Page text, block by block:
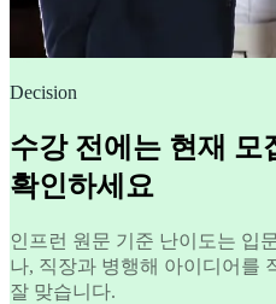
Decision
수강 전에는 현재 모
확인하세요
인프런 원문 기준 난이도는 입
나, 직장과 병행해 아이디어를
잘 맞습니다.